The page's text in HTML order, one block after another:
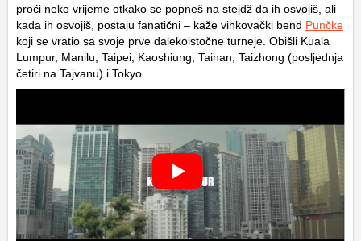
proći neko vrijeme otkako se popneš na stejdž da ih osvojiš, ali
kada ih osvojiš, postaju fanatični – kaže vinkovački bend Punčke
koji se vratio sa svoje prve dalekoistočne turneje. Obišli Kuala
Lumpur, Manilu, Taipei, Kaoshiung, Tainan, Taizhong (posljednja
četiri na Tajvanu) i Tokyo.